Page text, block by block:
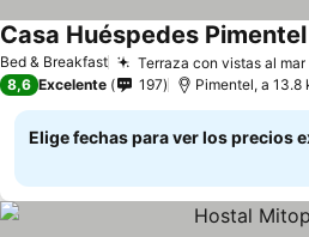
Bed & Breakfast Terraza con vistas al mar
Casa Huéspedes Pimentel
8,6 Excelente 197 Pimentel, a 13.8
Elige fechas para ver los precios